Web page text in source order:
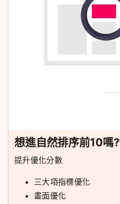
想進自然排序前10嗎?
提升優化分數
三大項指標優化
畫面優化